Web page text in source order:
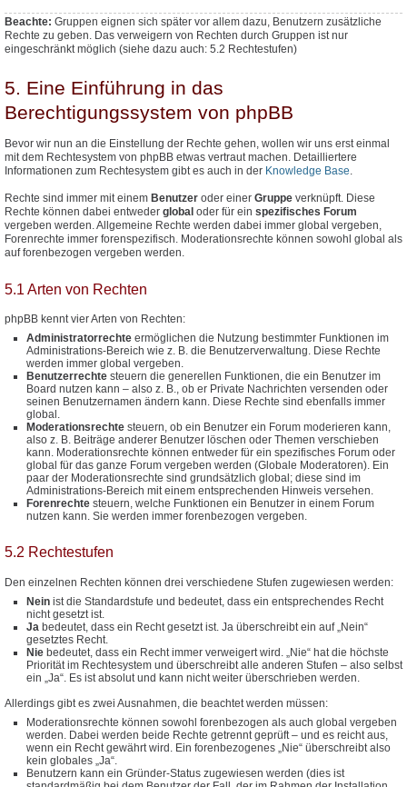
Beachte: Gruppen eignen sich später vor allem dazu, Benutzern zusätzliche
Rechte zu geben. Das verweigern von Rechten durch Gruppen ist nur
eingeschränkt möglich (siehe dazu auch: 5.2 Rechtestufen)
5. Eine Einführung in das
Berechtigungssystem von phpBB
Bevor wir nun an die Einstellung der Rechte gehen, wollen wir uns erst einmal
mit dem Rechtesystem von phpBB etwas vertraut machen. Detailliertere
Informationen zum Rechtesystem gibt es auch in der Knowledge Base.
Rechte sind immer mit einem Benutzer oder einer Gruppe verknüpft. Diese
Rechte können dabei entweder global oder für ein spezifisches Forum
vergeben werden. Allgemeine Rechte werden dabei immer global vergeben,
Forenrechte immer forenspezifisch. Moderationsrechte können sowohl global als
auf forenbezogen vergeben werden.
5.1 Arten von Rechten
phpBB kennt vier Arten von Rechten:
Administratorrechte ermöglichen die Nutzung bestimmter Funktionen im
Administrations-Bereich wie z. B. die Benutzerverwaltung. Diese Rechte
werden immer global vergeben.
Benutzerrechte steuern die generellen Funktionen, die ein Benutzer im
Board nutzen kann – also z. B., ob er Private Nachrichten versenden oder
seinen Benutzernamen ändern kann. Diese Rechte sind ebenfalls immer
global.
Moderationsrechte steuern, ob ein Benutzer ein Forum moderieren kann,
also z. B. Beiträge anderer Benutzer löschen oder Themen verschieben
kann. Moderationsrechte können entweder für ein spezifisches Forum oder
global für das ganze Forum vergeben werden (Globale Moderatoren). Ein
paar der Moderationsrechte sind grundsätzlich global; diese sind im
Administrations-Bereich mit einem entsprechenden Hinweis versehen.
Forenrechte steuern, welche Funktionen ein Benutzer in einem Forum
nutzen kann. Sie werden immer forenbezogen vergeben.
5.2 Rechtestufen
Den einzelnen Rechten können drei verschiedene Stufen zugewiesen werden:
Nein ist die Standardstufe und bedeutet, dass ein entsprechendes Recht
nicht gesetzt ist.
Ja bedeutet, dass ein Recht gesetzt ist. Ja überschreibt ein auf „Nein“
gesetztes Recht.
Nie bedeutet, dass ein Recht immer verweigert wird. „Nie“ hat die höchste
Priorität im Rechtesystem und überschreibt alle anderen Stufen – also selbst
ein „Ja“. Es ist absolut und kann nicht weiter überschrieben werden.
Allerdings gibt es zwei Ausnahmen, die beachtet werden müssen:
Moderationsrechte können sowohl forenbezogen als auch global vergeben
werden. Dabei werden beide Rechte getrennt geprüft – und es reicht aus,
wenn ein Recht gewährt wird. Ein forenbezogenes „Nie“ überschreibt also
kein globales „Ja“.
Benutzern kann ein Gründer-Status zugewiesen werden (dies ist